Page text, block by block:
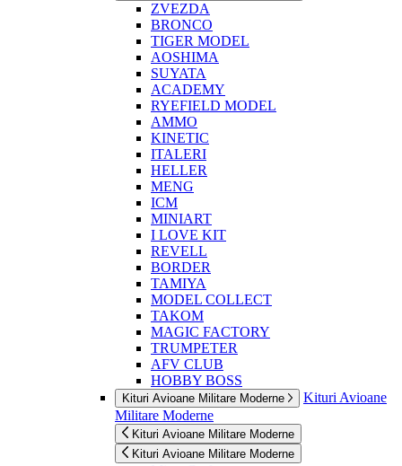
ZVEZDA
BRONCO
TIGER MODEL
AOSHIMA
SUYATA
ACADEMY
RYEFIELD MODEL
AMMO
KINETIC
ITALERI
HELLER
MENG
ICM
MINIART
I LOVE KIT
REVELL
BORDER
TAMIYA
MODEL COLLECT
TAKOM
MAGIC FACTORY
TRUMPETER
AFV CLUB
HOBBY BOSS
Kituri Avioane Militare Moderne
Kituri Avioane
Militare Moderne
Kituri Avioane Militare Moderne
Kituri Avioane Militare Moderne